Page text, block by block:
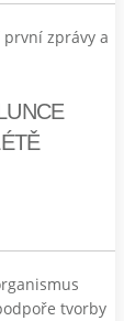
zprávy a
tvorby